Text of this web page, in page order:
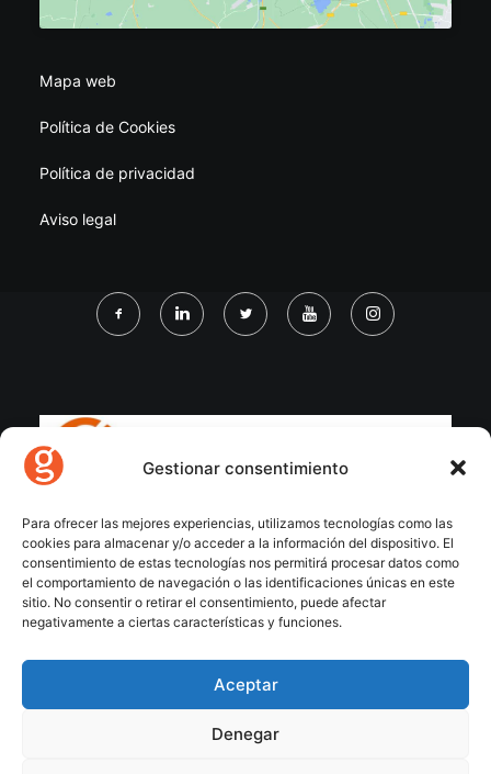
Gestionar consentimiento
Para ofrecer las mejores experiencias, utilizamos tecnologías como las
cookies para almacenar y/o acceder a la información del dispositivo. El
consentimiento de estas tecnologías nos permitirá procesar datos como
el comportamiento de navegación o las identificaciones únicas en este
sitio. No consentir o retirar el consentimiento, puede afectar
negativamente a ciertas características y funciones.
Aceptar
Denegar
Mapa web
Política de Cookies
Política de privacidad
Aviso legal